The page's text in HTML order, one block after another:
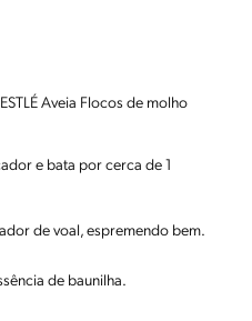
Aveia Flocos de molho
e bata por cerca de 1
de voal, espremendo bem.
de baunilha.